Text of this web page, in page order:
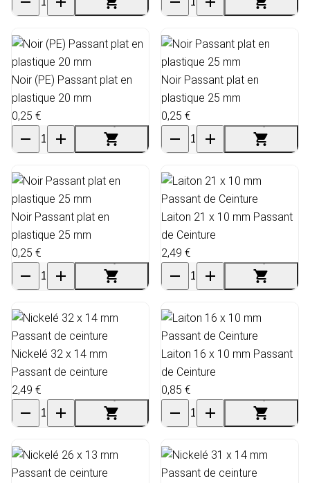
Noir (PE) Passant plat en
plastique 20 mm
0,25 €
Noir Passant plat en
plastique 25 mm
0,25 €
Noir Passant plat en
plastique 25 mm
0,25 €
Laiton 21 x 10 mm Passant
de Ceinture
2,49 €
Nickelé 32 x 14 mm
Passant de ceinture
2,49 €
Laiton 16 x 10 mm Passant
de Ceinture
0,85 €